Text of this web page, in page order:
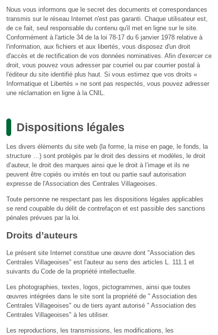
Nous vous informons que le secret des documents et correspondances
transmis sur le réseau Internet n'est pas garanti. Chaque utilisateur est,
de ce fait, seul responsable du contenu qu'il met en ligne sur le site.
Conformément à l'article 34 de la loi 78-17 du 6 janvier 1978 relative à
l'information, aux fichiers et aux libertés, vous disposez d'un droit
d'accès et de rectification de vos données nominatives. Afin d'exercer ce
droit, vous pouvez vous adresser par courriel ou par courrier postal à
l'éditeur du site identifié plus haut. Si vous estimez que vos droits «
Informatique et Libertés » ne sont pas respectés, vous pouvez adresser
une réclamation en ligne à la CNIL.
Dispositions légales
Les divers éléments du site web (la forme, la mise en page, le fonds, la
structure …) sont protégés par le droit des dessins et modèles, le droit
d’auteur, le droit des marques ainsi que le droit à l’image et ils ne
peuvent être copiés ou imités en tout ou partie sauf autorisation
expresse de l'Association des Centrales Villageoises.
Toute personne ne respectant pas les dispositions légales applicables
se rend coupable du délit de contrefaçon et est passible des sanctions
pénales prévues par la loi.
Droits d’auteurs
Le présent site Internet constitue une œuvre dont "Association des
Centrales Villageoises" est l'auteur au sens des articles L. 111.1 et
suivants du Code de la propriété intellectuelle.
Les photographies, textes, logos, pictogrammes, ainsi que toutes
œuvres intégrées dans le site sont la propriété de " Association des
Centrales Villageoises" ou de tiers ayant autorisé " Association des
Centrales Villageoises" à les utiliser.
Les reproductions, les transmissions, les modifications, les